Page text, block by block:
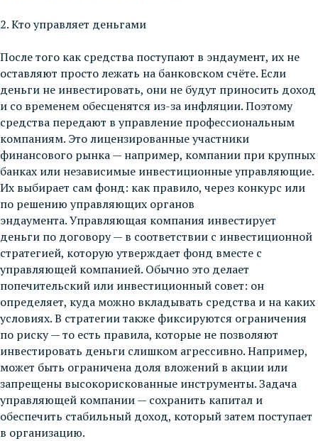
2. Кто управляет деньгами
После того как средства поступают в эндаумент, их не
оставляют просто лежать на банковском счёте. Если
деньги не инвестировать, они не будут приносить доход
и со временем обесценятся из-за инфляции. Поэтому
средства передают в управление профессиональным
компаниям. Это лицензированные участники
финансового рынка — например, компании при крупных
банках или независимые инвестиционные управляющие.
Их выбирает сам фонд: как правило, через конкурс или
по решению управляющих органов
эндаумента. Управляющая компания инвестирует
деньги по договору — в соответствии с инвестиционной
стратегией, которую утверждает фонд вместе с
управляющей компанией. Обычно это делает
попечительский или инвестиционный совет: он
определяет, куда можно вкладывать средства и на каких
условиях. В стратегии также фиксируются ограничения
по риску — то есть правила, которые не позволяют
инвестировать деньги слишком агрессивно. Например,
может быть ограничена доля вложений в акции или
запрещены высокорискованные инструменты. Задача
управляющей компании — сохранить капитал и
обеспечить стабильный доход, который затем поступает
в организацию.